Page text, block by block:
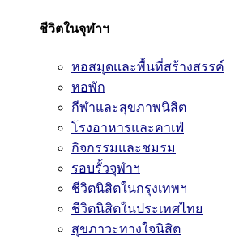
ชีวิตในจุฬาฯ
หอสมุดและพื้นที่สร้างสรรค์
หอพัก
กีฬาและสุขภาพนิสิต
โรงอาหารและคาเฟ่
กิจกรรมและชมรม
รอบรั้วจุฬาฯ
ชีวิตนิสิตในกรุงเทพฯ
ชีวิตนิสิตในประเทศไทย
สุขภาวะทางใจนิสิต